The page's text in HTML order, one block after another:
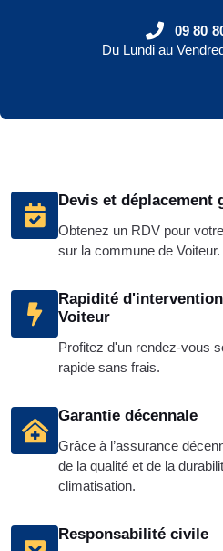
Devis et déplacement
Obtenez un RDV pour
sur la commune de Voiteur.
Rapidité
Voiteur
Profitez d'un rendez-vous
rapide sans frais.
Garantie décennale
Grâce à l’assurance
de la qualité et de la
climatisation.
Responsabilité civile
09 80
Du Lundi au